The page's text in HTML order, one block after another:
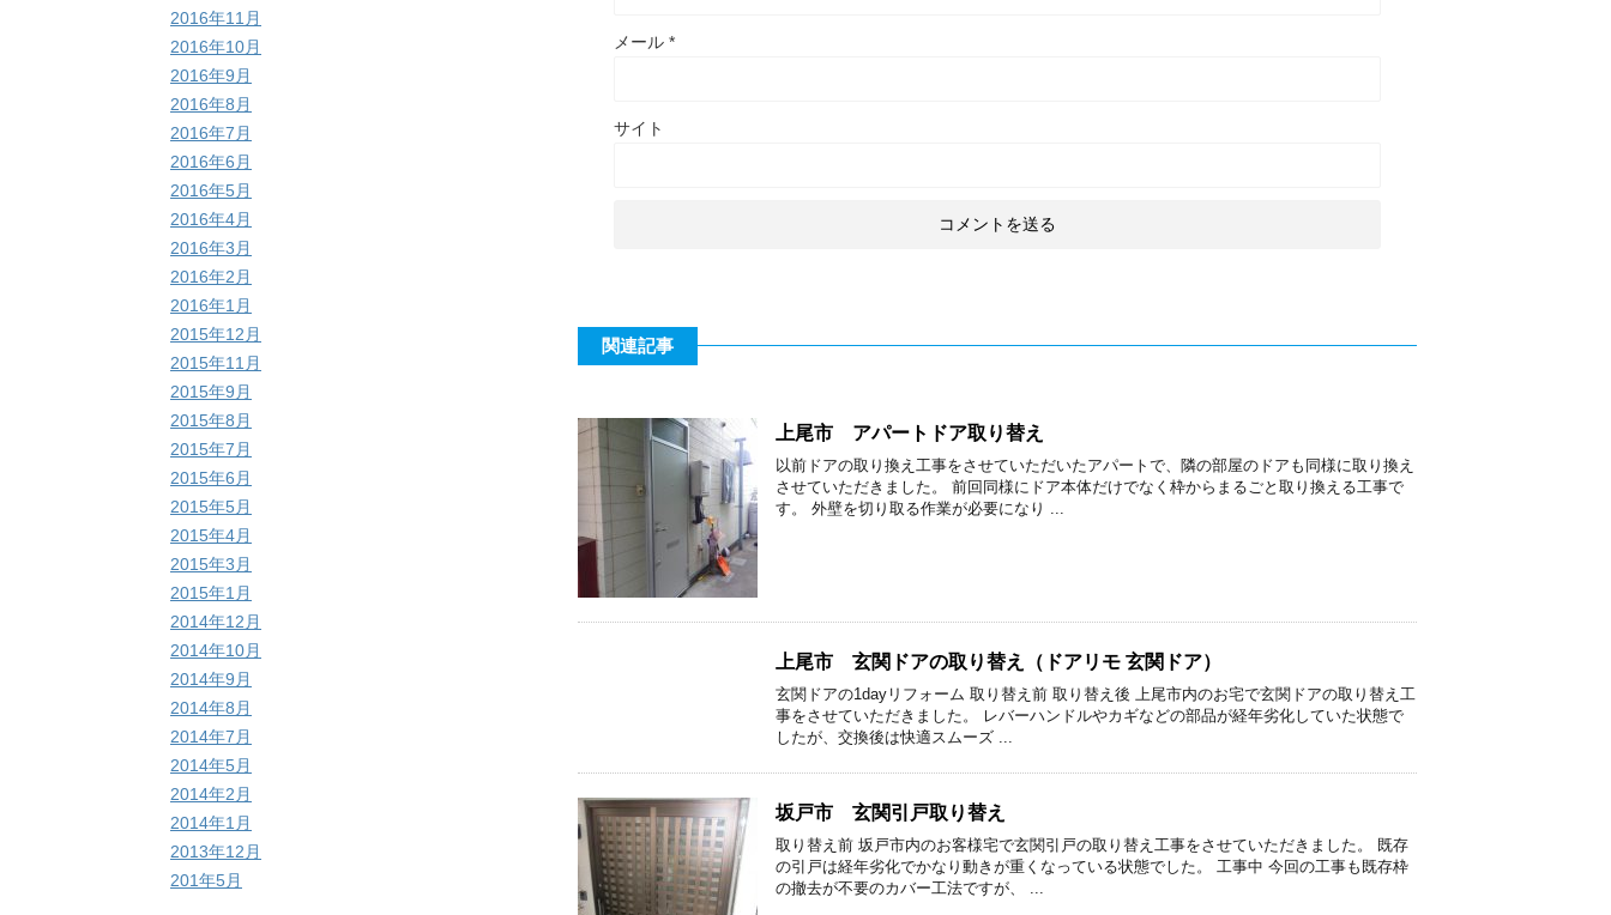
メール *
サイト
関連記事
上尾市 アパートドア取り替え
以前ドアの取り換え工事をさせていただいたアパートで、隣の部屋のドアも同様に取り換え
させていただきました。 前回同様にドア本体だけでなく枠からまるごと取り換える工事で
す。 外壁を切り取る作業が必要になり ...
上尾市 玄関ドアの取り替え（ドアリモ 玄関ドア）
玄関ドアの1dayリフォーム 取り替え前 取り替え後 上尾市内のお宅で玄関ドアの取り替え工
事をさせていただきました。 レバーハンドルやカギなどの部品が経年劣化していた状態で
したが、交換後は快適スムーズ ...
坂戸市 玄関引戸取り替え
取り替え前 坂戸市内のお客様宅で玄関引戸の取り替え工事をさせていただきました。 既存
の引戸は経年劣化でかなり動きが重くなっている状態でした。 工事中 今回の工事も既存枠
の撤去が不要のカバー工法ですが、 ...
2016年11月
2016年10月
2016年9月
2016年8月
2016年7月
2016年6月
2016年5月
2016年4月
2016年3月
2016年2月
2016年1月
2015年12月
2015年11月
2015年9月
2015年8月
2015年7月
2015年6月
2015年5月
2015年4月
2015年3月
2015年1月
2014年12月
2014年10月
2014年9月
2014年8月
2014年7月
2014年5月
2014年2月
2014年1月
2013年12月
201年5月